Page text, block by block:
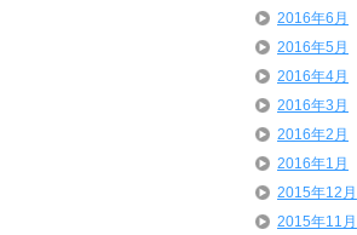
2016年6月
2016年5月
2016年4月
2016年3月
2016年2月
2016年1月
2015年12月
2015年11月